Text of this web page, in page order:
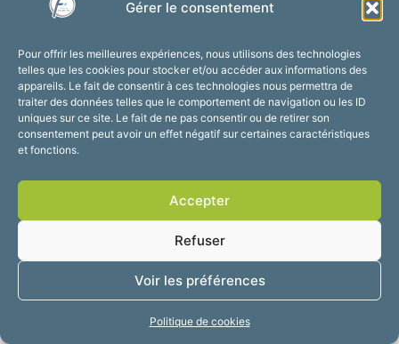
Gérer le consentement
Pour offrir les meilleures expériences, nous utilisons des technologies
telles que les cookies pour stocker et/ou accéder aux informations des
appareils. Le fait de consentir à ces technologies nous permettra de
traiter des données telles que le comportement de navigation ou les ID
uniques sur ce site. Le fait de ne pas consentir ou de retirer son
consentement peut avoir un effet négatif sur certaines caractéristiques
et fonctions.
Accepter
Refuser
Voir les préférences
Politique de cookies
Nous contacter
Du lundi au vendredi :
de 8h30 à 12h et de 13h30 à 17h30
Suivez-nous !
Mentions légales
Plan du site
Confidentialité
2025 © Propulsé par
Utopia